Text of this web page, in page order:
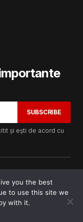
SUBSCRIBE
și ești de acord cu
drepturile
you the best
to use this site we
with it.